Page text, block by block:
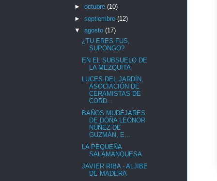
► octubre (10)
► septiembre (12)
▼ agosto (17)
¿TU ERES FUS,
SUPONGO?
EN EL SUBSUELO DE
LA MEZQUITA
LUCES DEL JARDÍN,
ASOCIACIÓN DE
CERAMISTAS DE
CÓRD...
BAÑOS MUDÉJARES
DE DOÑA LEONOR
NÚÑEZ DE
GUZMÁN, E...
LA PEQUEÑA
SALAMANQUESA
JAVIER RIBA - ALJIBE
DE MADERA